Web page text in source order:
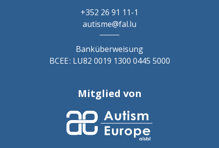
+352 26 91 11-1
autisme@fal.lu
Banküberweisung
BCEE : LU82 0019 1300 0445 5000
Mitglied von